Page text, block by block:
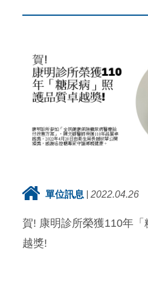
單位訊息 2022.04.26
賀! 康明診所榮獲110年
越獎!